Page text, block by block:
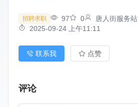
招聘求职 97 0
唐人街服务站
2025-09-24 上午11:11
联系我 点赞
评论